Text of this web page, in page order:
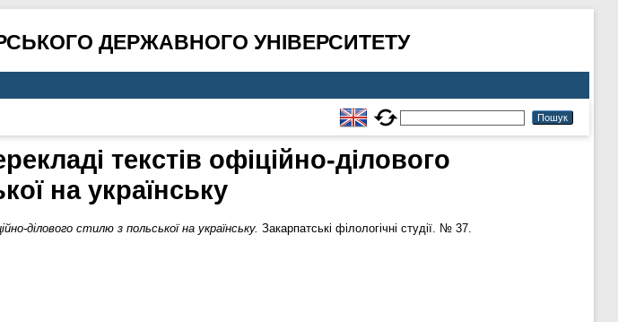
ДЕРЖАВНОГО УНІВЕРСИТЕТУ
текстів офіційно-ділового
на українську
ділового стилю з польської на українську. Закарпатські філологічні студії. № 37.